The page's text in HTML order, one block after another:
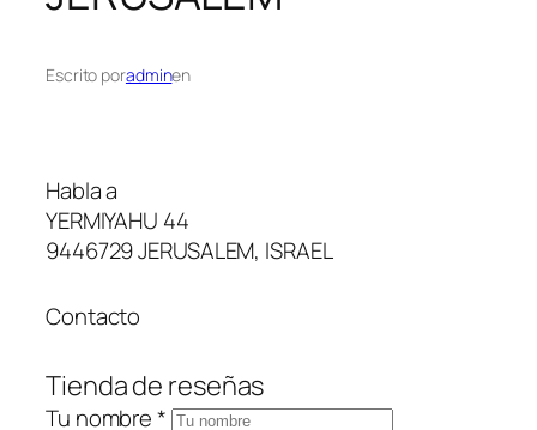
Escrito poradminen
Habla a
YERMIYAHU 44
9446729 JERUSALEM, ISRAEL
Contacto
Tienda de reseñas
Tu nombre *